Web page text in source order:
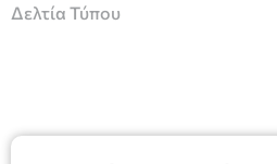
Δελτία Τύπου